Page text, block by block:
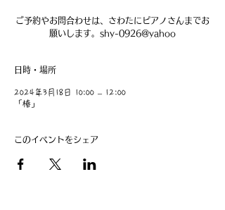
ご予約やお問合わせは、さわたにピアノさんまでお
願いします。shy-0926@yahoo
日時・場所
2024年3月18日 10:00 – 12:00
「椿」
このイベントをシェア